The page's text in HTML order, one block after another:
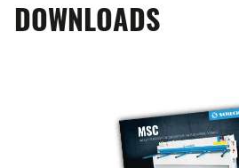
DOWNLOADS